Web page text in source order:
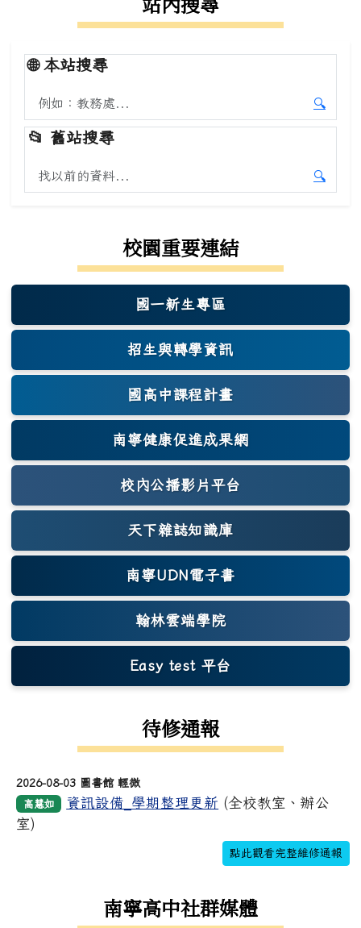
🌐本站搜尋
搜尋本站內容
🔍
開始本
📂 舊站搜尋
搜尋舊站內容
🔍
開始舊
校園重要連結
國一新生專區
(另開新視窗)
招生與轉學資訊
國高中課程計畫
南寧健康促進成果網
(另開新視窗)
校內公播影片平台
天下雜誌知識庫
(另開新視窗)
南寧UDN電子書
翰林雲端學院
Easy test 平台
(另開新視窗)
待修通報
2026-08-03 圖書館 輕微
高慧如
資訊設備_學期整理更新 (全校教室、辦公
室)
點此觀看完整維修通報
南寧高中社群媒體